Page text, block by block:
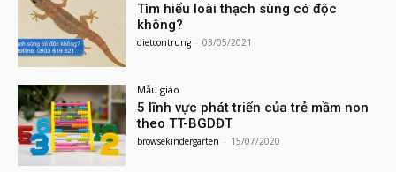
Tìm hiểu loài thạch sùng có độc
không?
dietcontrung - 03/05/2021
Mẫu giáo
5 lĩnh vực phát triển của trẻ mầm non
theo TT-BGDĐT
browsekindergarten - 15/07/2020